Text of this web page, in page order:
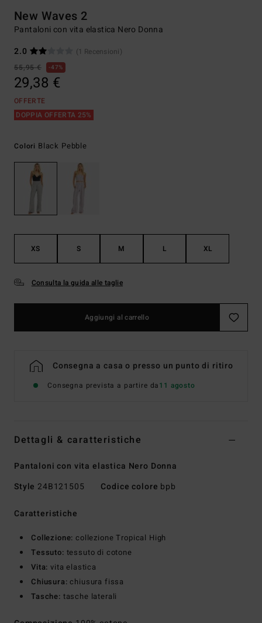
New Waves 2
Pantaloni con vita elastica Nero Donna
2.0
(1 Recensioni)
55,95 €
47%
29,38 €
OFFERTE
DOPPIA OFFERTA 25%
Colori Black Pebble
XS S M L XL
Consulta la guida alle taglie
Aggiungi al carrello
Consegna a casa o presso un punto di ritiro
Consegna prevista a partire da11 agosto
Dettagli & caratteristiche
Pantaloni con vita elastica Nero Donna
Style 24B121505 Codice colore bpb
Caratteristiche
Collezione: collezione Tropical High
Tessuto: tessuto di cotone
Vita: vita elastica
Chiusura: chiusura fissa
Tasche: tasche laterali